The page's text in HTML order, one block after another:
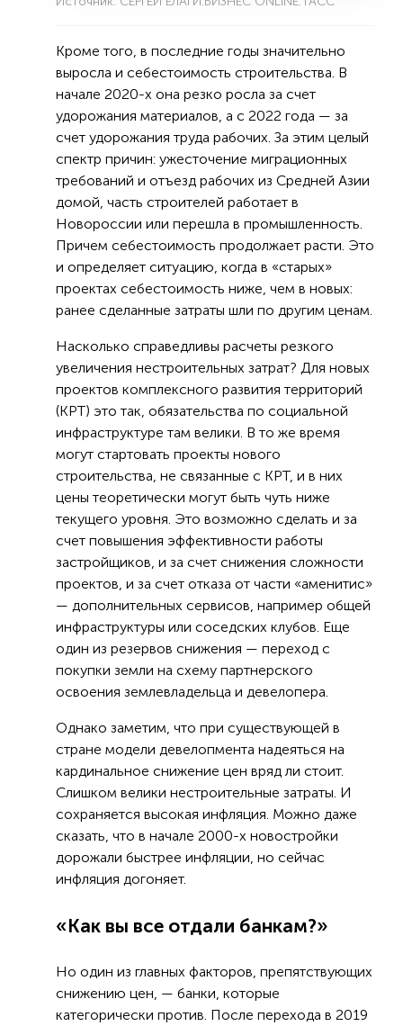
Кроме того, в последние годы значительно
выросла и себестоимость строительства. В
начале 2020-х она резко росла за счет
удорожания материалов, а с 2022 года — за
счет удорожания труда рабочих. За этим целый
спектр причин: ужесточение миграционных
требований и отъезд рабочих из Средней Азии
домой, часть строителей работает в
Новороссии или перешла в промышленность.
Причем себестоимость продолжает расти. Это
и определяет ситуацию, когда в «старых»
проектах себестоимость ниже, чем в новых:
ранее сделанные затраты шли по другим ценам.
Насколько справедливы расчеты резкого
увеличения нестроительных затрат? Для новых
проектов комплексного развития территорий
(КРТ) это так, обязательства по социальной
инфраструктуре там велики. В то же время
могут стартовать проекты нового
строительства, не связанные с КРТ, и в них
цены теоретически могут быть чуть ниже
текущего уровня. Это возможно сделать и за
счет повышения эффективности работы
застройщиков, и за счет снижения сложности
проектов, и за счет отказа от части «аменитис»
— дополнительных сервисов, например общей
инфраструктуры или соседских клубов. Еще
один из резервов снижения — переход с
покупки земли на схему партнерского
освоения землевладельца и девелопера.
Однако заметим, что при существующей в
стране модели девелопмента надеяться на
кардинальное снижение цен вряд ли стоит.
Слишком велики нестроительные затраты. И
сохраняется высокая инфляция. Можно даже
сказать, что в начале 2000-х новостройки
дорожали быстрее инфляции, но сейчас
инфляция догоняет.
«Как вы все отдали банкам?»
Но один из главных факторов, препятствующих
снижению цен, — банки, которые
категорически против. После перехода в 2019